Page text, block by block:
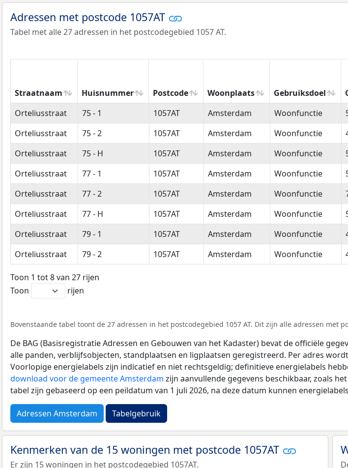
Adressen met postcode 1057AT
Tabel met alle 27 adressen in het postcodegebied 1057 AT.
Straatnaam Huisnummer Postcode Woonplaats Gebruiksdoel
Straatnaam
Huisnummer Postcode Woonplaats Gebruiksdoel
Orteliusstraat 75 - 1 1057AT Amsterdam Woonfunctie
Orteliusstraat
75 - 2 1057AT Amsterdam Woonfunctie
Orteliusstraat
75 - H 1057AT Amsterdam Woonfunctie
Orteliusstraat
77 - 1 1057AT Amsterdam Woonfunctie
Orteliusstraat
77 - 2 1057AT Amsterdam Woonfunctie
Orteliusstraat
77 - H 1057AT Amsterdam Woonfunctie
Orteliusstraat
79 - 1 1057AT Amsterdam Woonfunctie
Orteliusstraat
79 - 2 1057AT Amsterdam Woonfunctie
Toon 1 tot 8 van 27 rijen
Toon
rijen
Bovenstaande tabel toont de 27 adressen in het postcodegebied 1057 AT. Dit zijn alle adressen met
De BAG (Basisregistratie Adressen en Gebouwen van het Kadaster) bevat de officiële
alle panden, verblijfsobjecten, standplaatsen en ligplaatsen geregistreerd. Per adres
Voorlopige energielabels zijn indicatief en niet rechtsgeldig; definitieve energielabels
download voor de gemeente Amsterdam zijn aanvullende gegevens beschikbaar, zoals
tabel zijn gebaseerd op een peildatum van 1 juli 2026, na deze datum kunnen
Adressen Amsterdam Tabelgebruik
Kenmerken van de 15 woningen met postcode 1057AT
Er zijn 15 woningen in het postcodegebied 1057AT.